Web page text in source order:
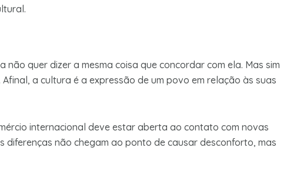
não quer dizer a mesma coisa que concordar com ela. Mas sim
a cultura é a expressão de um povo em relação às suas
internacional deve estar aberta ao contato com novas
diferenças não chegam ao ponto de causar desconforto, mas